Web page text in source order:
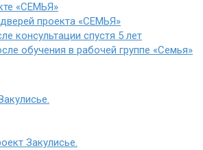
«СЕМЬЯ»
проекта «СЕМЬЯ»
консультации спустя 5 лет
обучения в рабочей группе «Семья»
Закулисье.